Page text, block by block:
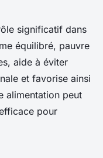
significatif dans
équilibré, pauvre
aide à éviter
et favorise ainsi
alimentation peut
pour